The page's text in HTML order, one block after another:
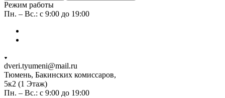
Режим работы
Пн. – Вс.: с 9:00 до 19:00
dveri.tyumeni@mail.ru
Тюмень, Бакинских комиссаров,
5к2 (1 Этаж)
Пн. – Вс.: с 9:00 до 19:00